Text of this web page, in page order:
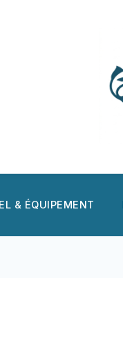
& ÉQUIPEMENT